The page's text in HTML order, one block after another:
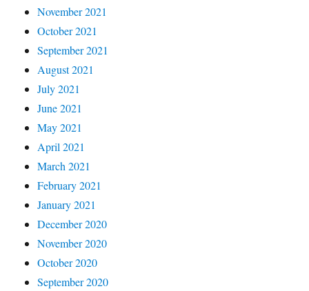
November 2021
October 2021
September 2021
August 2021
July 2021
June 2021
May 2021
April 2021
March 2021
February 2021
January 2021
December 2020
November 2020
October 2020
September 2020